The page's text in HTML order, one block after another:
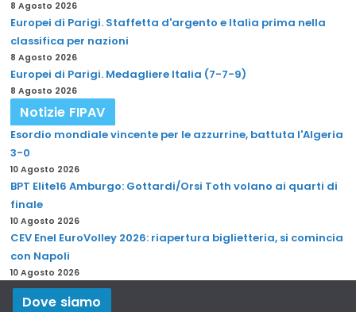
8 Agosto 2026
Europei di Parigi. Staffetta d'argento e Italia prima nella
classifica per nazioni
8 Agosto 2026
Europei di Parigi. Medagliere Italia (7-7-9)
8 Agosto 2026
Notizie FIPAV
Esordio mondiale vincente per le azzurrine, battuta l'Algeria
3-0
10 Agosto 2026
BPT Elite16 Amburgo: Gottardi/Orsi Toth volano ai quarti di
finale
10 Agosto 2026
CEV Enel EuroVolley 2026: riapertura biglietteria, si comincia
con Napoli
10 Agosto 2026
Dove siamo